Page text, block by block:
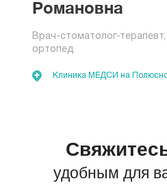
Романовна
Врач-стоматолог-
ортопед
Клиника МЕДСИ на
удобным для